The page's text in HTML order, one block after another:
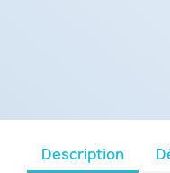
Description